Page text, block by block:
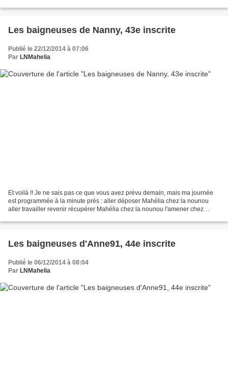
Les baigneuses de Nanny, 43e inscrite
Publié le 22/12/2014 à 07:06
Par LNMahelia
Et voilà !! Je ne sais pas ce que vous avez prévu demain, mais ma journée
est programmée à la minute près : aller déposer Mahélia chez la nounou
aller travailler revenir récupérer Mahélia chez la nounou l'amener chez
Les baigneuses d'Anne91, 44e inscrite
Publié le 06/12/2014 à 08:04
Par LNMahelia